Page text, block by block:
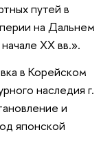
путей в
на Дальнем
ХХ вв.».
в Корейском
наследия г.
и
японской